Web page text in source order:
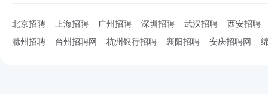
北京招聘 上海招聘 广州招聘 深圳招聘 武汉招聘
西安招聘
滁州招聘
台州招聘网 杭州银行招聘 襄阳招聘 安庆招聘网